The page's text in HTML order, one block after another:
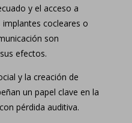
y el acceso a
cocleares o
son
efectos.
y la creación de
un papel clave en la
pérdida auditiva.